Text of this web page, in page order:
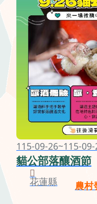
115-09-26~115-
貓公部落釀酒節
花蓮縣 農村